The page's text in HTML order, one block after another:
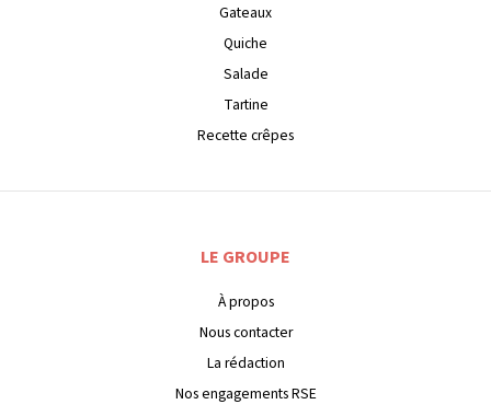
Gateaux
Quiche
Salade
Tartine
Recette crêpes
LE GROUPE
À propos
Nous contacter
La rédaction
Nos engagements RSE